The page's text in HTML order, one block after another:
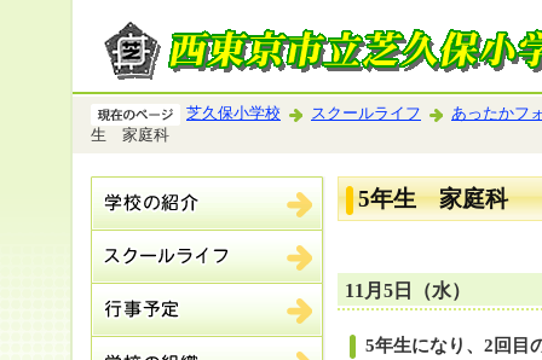
芝久保小学校 スクールライフ
あったかフ
生 家庭科
5年生 家庭科
11月5日（水）
5年生になり、2回目